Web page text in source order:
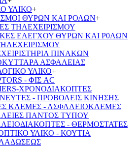
ΥΛΙΚΟ+
ΘΥΡΩΝ ΚΑΙ ΡΟΛΩΝ+
ΤΗΛΕΧΕΙΡΙΣΜΟΥ
ΕΛΕΓΧΟΥ ΘΥΡΩΝ ΚΑΙ Ρ0ΛΩΝ
ΠΙΝΑΚΩΝ
ΑΣΦΑΛΕΙΑΣ
ΥΛΙΚΟ+
- ΦΙΣ AC
ΧΡΟΝΟΔΙΑΚΟΠΤΕΣ
- ΠΡΟΒΟΛΕΙΣ ΚΙΝΗΣΗΣ
ΚΛΕΜΕΣ - ΑΣΦΑΛΕΙΟΚΛΕΜΕΣ
ΠΑΝΤΟΣ ΤΥΠΟΥ
- ΘΕΡΜΟΣΤΑΤΕΣ
ΥΛΙΚΟ - ΚΟΥΤΙΑ